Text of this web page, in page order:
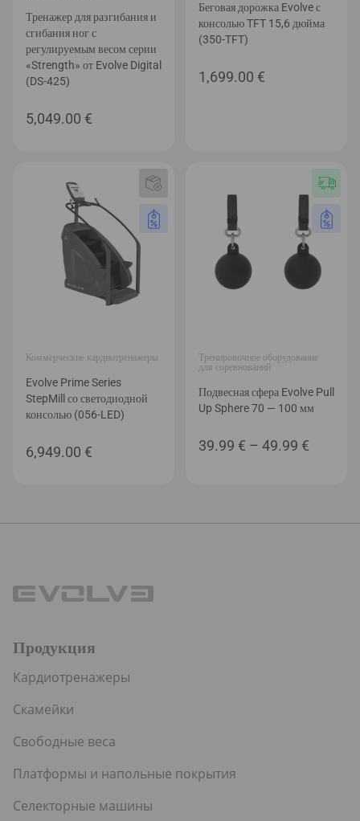
Тренажер для разгибания и
сгибания ног с
регулируемым весом серии
«Strength» от Evolve Digital
(DS-425)
5,049.00 €
Беговая дорожка Evolve с
консолью TFT 15,6 дюйма
(350-TFT)
1,699.00 €
Коммерческие кардиотренажеры
Evolve Prime Series
StepMill со светодиодной
консолью (056-LED)
6,949.00 €
Тренировочное оборудование
для соревнований
Подвесная сфера Evolve Pull
Up Sphere 70 — 100 мм
39.99 € – 49.99 €
Продукция
Кардиотренажеры
Скамейки
Свободные веса
Платформы и напольные покрытия
Селекторные машины